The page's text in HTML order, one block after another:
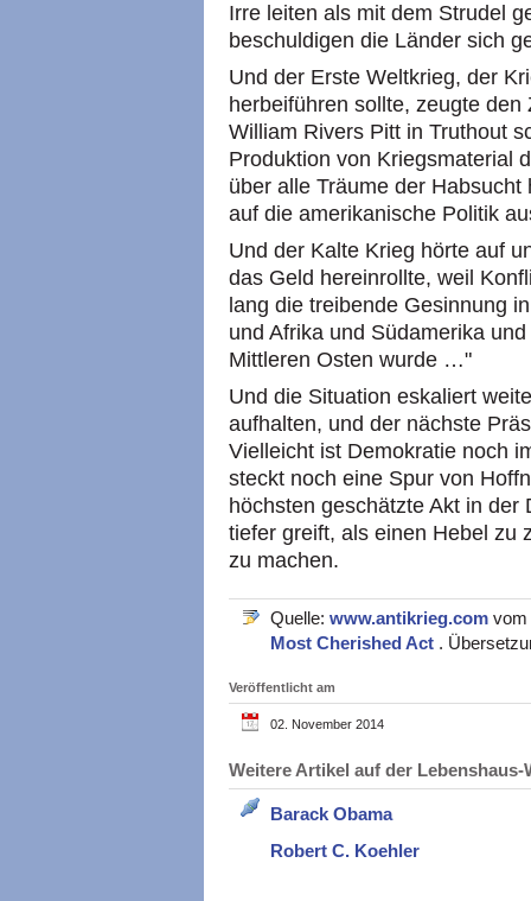
Irre leiten als mit dem Strudel
beschuldigen die Länder sich
Und der Erste Weltkrieg, der
herbeiführen sollte, zeugte
William Rivers Pitt in Truthout
Produktion von Kriegsmaterial
über alle Träume der
auf die amerikanische Politik
Und der Kalte Krieg hörte auf
das Geld hereinrollte, weil
lang die treibende Gesinnung
und Afrika und Südamerika
Mittleren Osten wurde …"
Und die Situation eskaliert
aufhalten, und der nächste
Vielleicht ist Demokratie noch
steckt noch eine Spur von
höchsten geschätzte Akt in
tiefer greift, als einen Hebel zu
zu machen.
Quelle: www.antikrieg.com vom
Most Cherished Act .
Veröffentlicht am
02. November 2014
Weitere Artikel auf der
Barack Obama
Robert C. Koehler